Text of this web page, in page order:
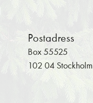
Postadress
Box 55525
102 04 Stockholm